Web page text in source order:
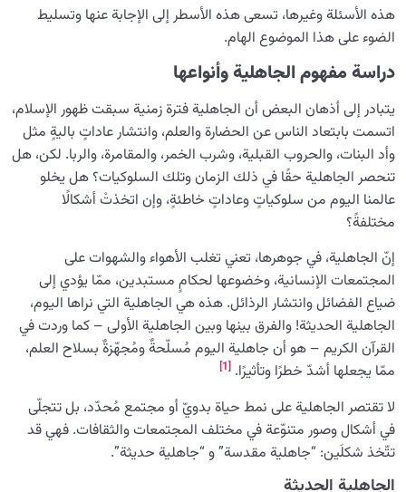
النظرة الأبدية والاستعداد للآخرة 0/14
من الخيال إلى سلامة القلب
الإنسان محور الخلق
رؤية عالم الغيب 0/9
هذه الأسئلة وغيرها، تسعى هذه الأسطر إلى الإجابة عنها وتسليط
الضوء على هذا الموضوع الهام.
دراسة مفهوم الجاهلية وأنواعها
يتبادر إلى أذهان البعض أن الجاهلية فترة زمنية سبقت ظهور الإسلام،
اتسمت بابتعاد الناس عن الحضارة والعلم، وانتشار عاداتٍ باليةٍ مثل
وأد البنات، والحروب القبلية، وشرب الخمر، والمقامرة، والربا. لكن، هل
تنحصر الجاهلية حقًا في ذلك الزمان وتلك السلوكيات؟ هل يخلو
عالمنا اليوم من سلوكياتٍ وعاداتٍ خاطئةٍ، وإن اتخذتْ أشكالًا
مختلفةً؟
إنّ الجاهلية، في جوهرها، تعني تغلب الأهواء والشهوات على
المجتمعات الإنسانية، وخضوعها لحكامٍ مستبدين، ممّا يؤدي إلى
ضياع الفضائل وانتشار الرذائل. هذه هي الجاهلية التي نراها اليوم،
الجاهلية الحديثة! والفرق بينها وبين الجاهلية الأولى – كما وردت في
القرآن الكريم – هو أن جاهلية اليوم مُسلّحةٌ ومُجهّزةٌ بسلاح العلم،
ممّا يجعلها أشدّ خطرًا وتأثيرًا. [1]
لا تقتصر الجاهلية على نمط حياة بدويّ أو مجتمع مُحدّد، بل تتجلّى
في أشكال وصور متنوّعة في مختلف المجتمعات والثقافات. فهي قد
تتّخذ شكلَين: “جاهلية مقدسة” و “جاهلية حديثة”.
الجاهلية الحديثة